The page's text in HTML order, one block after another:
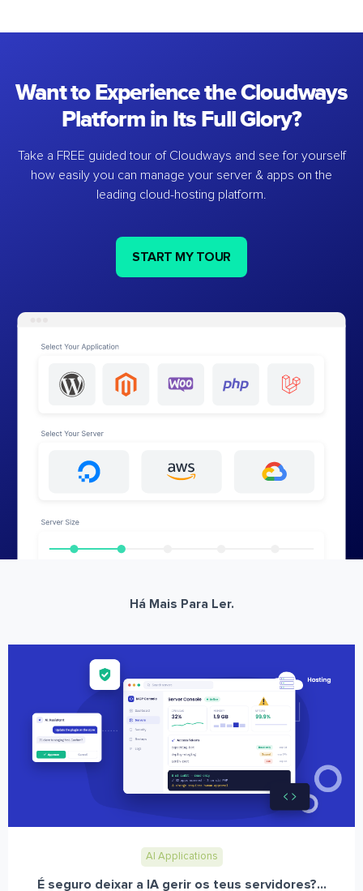
Want to Experience the Cloudways
Platform in Its Full Glory?
Take a FREE guided tour of Cloudways and see for yourself
how easily you can manage your server & apps on the
leading cloud-hosting platform.
START MY TOUR
Há Mais Para Ler.
AI Applications
É seguro deixar a IA gerir os teus servidores?...